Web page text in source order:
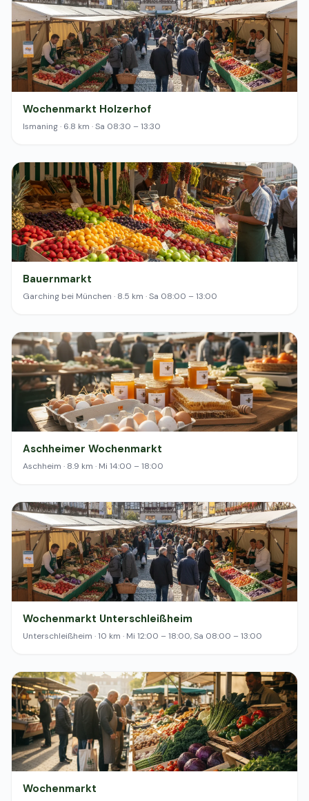
Wochenmarkt Holzerhof
Ismaning · 6.8 km · Sa 08:30 – 13:30
Bauernmarkt
Garching bei München · 8.5 km · Sa 08:00 – 13:00
Aschheimer Wochenmarkt
Aschheim · 8.9 km · Mi 14:00 – 18:00
Wochenmarkt Unterschleißheim
Unterschleißheim · 10 km · Mi 12:00 – 18:00, Sa 08:00 – 13:00
Wochenmarkt